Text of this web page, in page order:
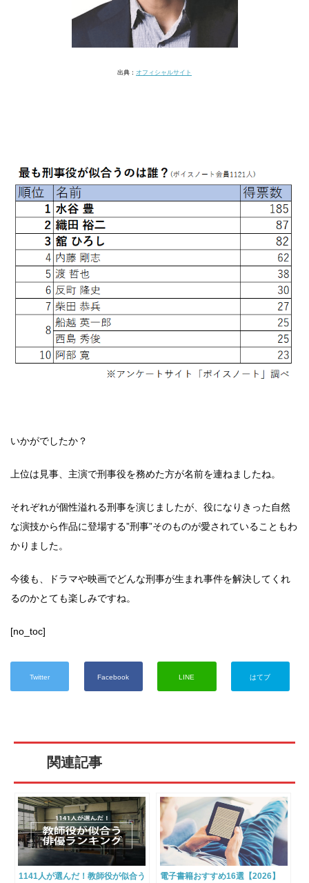
出典： オフィシャルサイト
いかがでしたか？
上位は見事、主演で刑事役を務めた方が名前を連ねましたね。
それぞれが個性溢れる刑事を演じましたが、役になりきった自然
な演技から作品に登場する”刑事”そのものが愛されていることもわ
かりました。
今後も、ドラマや映画でどんな刑事が生まれ事件を解決してくれ
るのかとても楽しみですね。
[no_toc]
Twitter Facebook LINE はてブ
関連記事
1141人が選んだ！教師役が似合う
電子書籍おすすめ16選【2026】